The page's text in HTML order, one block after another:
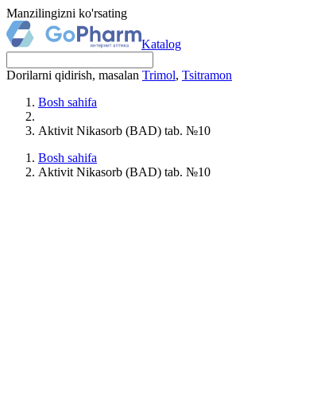
Manzilingizni ko'rsating
Katalog
Dorilarni qidirish, masalan Trimol, Tsitramon
Bosh sahifa
Aktivit Nikasorb (BAD) tab. №10
Bosh sahifa
Aktivit Nikasorb (BAD) tab. №10